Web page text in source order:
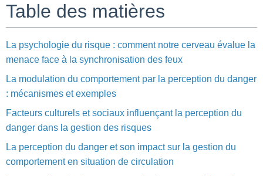
Table des matières
La psychologie du risque : comment notre cerveau évalue la
menace face à la synchronisation des feux
La modulation du comportement par la perception du danger
: mécanismes et exemples
Facteurs culturels et sociaux influençant la perception du
danger dans la gestion des risques
La perception du danger et son impact sur la gestion du
comportement en situation de circulation